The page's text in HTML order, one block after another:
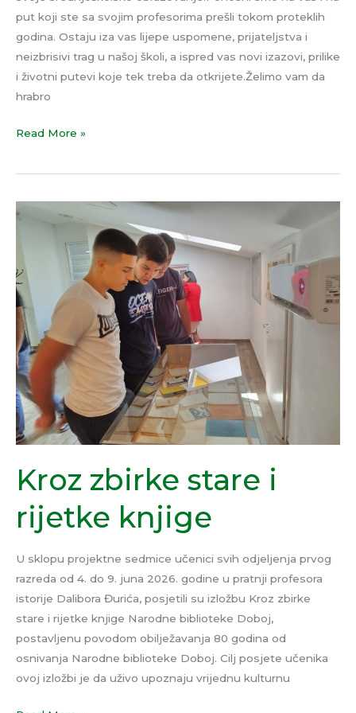
put koji ste sa svojim profesorima prešli tokom proteklih
godina. Ostaju iza vas lijepe uspomene, prijateljstva i
neizbrisivi trag u našoj školi, a ispred vas novi izazovi, prilike
i životni putevi koje tek treba da otkrijete.Želimo vam da
hrabro
Read More »
Kroz zbirke stare i
rijetke knjige
U sklopu projektne sedmice učenici svih odjeljenja prvog
razreda od 4. do 9. juna 2026. godine u pratnji profesora
istorije Dalibora Đurića, posjetili su izložbu Kroz zbirke
stare i rijetke knjige Narodne biblioteke Doboj,
postavljenu povodom obilježavanja 80 godina od
osnivanja Narodne biblioteke Doboj. Cilj posjete učenika
ovoj izložbi je da uživo upoznaju vrijednu kulturnu
Kroz
i
rijetke
knjige